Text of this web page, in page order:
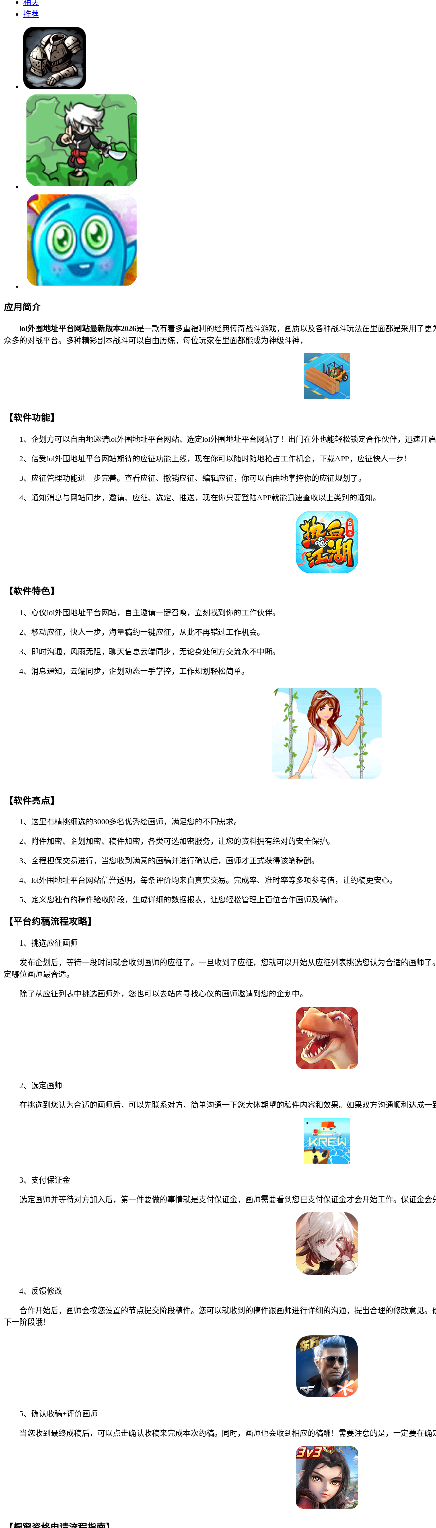
相关
推荐
应用简介
lol外围地址平台网站最新版本2026是一款有着多重福利的经典传奇战斗游戏，画质以及各种战斗玩法在里面都是采用了
众多的对战平台。多种精彩副本战斗可以自由历练，每位玩家在里面都能成为神级斗神，
【软件功能】
1、企划方可以自由地邀请lol外围地址平台网站、选定lol外围地址平台网站了！出门在外也能轻松锁定合作伙伴，迅速开启
2、倍受lol外围地址平台网站期待的应征功能上线，现在你可以随时随地抢占工作机会，下载APP，应征快人一步！
3、应征管理功能进一步完善。查看应征、撤销应征、编辑应征，你可以自由地掌控你的应征规划了。
4、通知消息与网站同步，邀请、应征、选定、推送，现在你只要登陆APP就能迅速查收以上类别的通知。
【软件特色】
1、心仪lol外围地址平台网站，自主邀请一键召唤，立刻找到你的工作伙伴。
2、移动应征，快人一步，海量稿约一键应征，从此不再错过工作机会。
3、即时沟通，风雨无阻，聊天信息云端同步，无论身处何方交流永不中断。
4、消息通知，云端同步，企划动态一手掌控，工作规划轻松简单。
【软件亮点】
1、这里有精挑细选的3000多名优秀绘画师，满足您的不同需求。
2、附件加密、企划加密、稿件加密，各类可选加密服务，让您的资料拥有绝对的安全保护。
3、全程担保交易进行，当您收到满意的画稿并进行确认后，画师才正式获得该笔稿酬。
4、lol外围地址平台网站信誉透明，每条评价均来自真实交易。完成率、准时率等多项参考值，让约稿更安心。
5、定义您独有的稿件验收阶段，生成详细的数据报表，让您轻松管理上百位合作画师及稿件。
【平台约稿流程攻略】
1、挑选应征画师
发布企划后，等待一段时间就会收到画师的应征了。一旦收到了应征，您就可以开始从应征列表挑选您认为合适的画师了
定哪位画师最合适。
除了从应征列表中挑选画师外，您也可以去站内寻找心仪的画师邀请到您的企划中。
2、选定画师
在挑选到您认为合适的画师后，可以先联系对方，简单沟通一下您大体期望的稿件内容和效果。如果双方沟通顺利达成一
3、支付保证金
选定画师并等待对方加入后，第一件要做的事情就是支付保证金，画师需要看到您已支付保证金才会开始工作。保证金会
4、反馈修改
合作开始后，画师会按您设置的节点提交阶段稿件。您可以就收到的稿件跟画师进行详细的沟通，提出合理的修改意见。
下一阶段哦！
5、确认收稿+评价画师
当您收到最终成稿后，可以点击确认收稿来完成本次约稿。同时，画师也会收到相应的稿酬！需要注意的是，一定要在确